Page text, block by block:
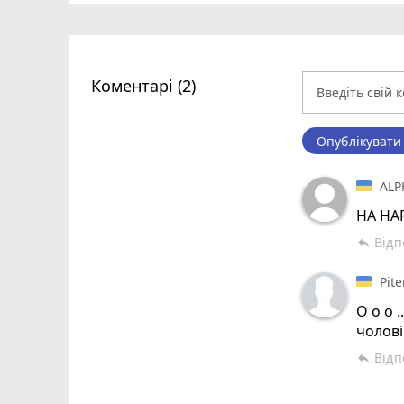
Коментарі (2)
НА
reply
О о о
reply